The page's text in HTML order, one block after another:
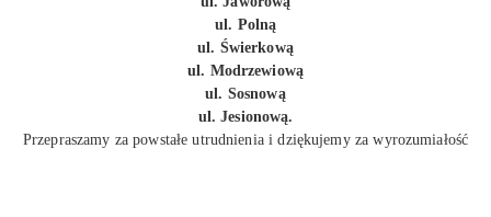
ul. Polną
ul. Świerkową
ul. Modrzewiową
ul. Sosnową
ul. Jesionową.
Przepraszamy za powstałe utrudnienia i dziękujemy za wyrozumiałość